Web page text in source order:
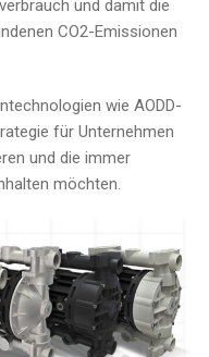
und damit die
CO2-Emissionen
wie AODD-
für Unternehmen
und die immer
möchten.